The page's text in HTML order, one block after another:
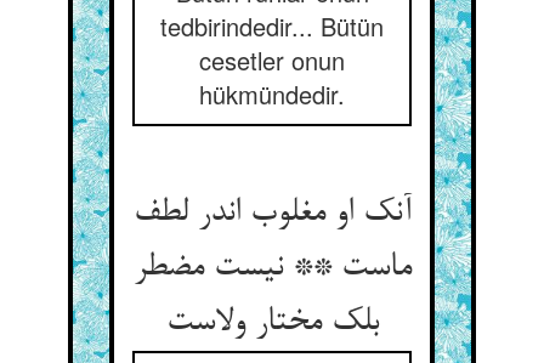
tedbirindedir... Bütün
cesetler onun
hükmündedir.
آنک او مغلوب اندر لطف
ماست ** نیست مضطر
بلک مختار ولاست